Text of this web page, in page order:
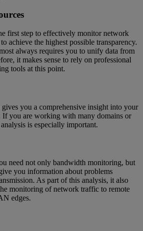
first step to effectively monitor network
achieve the highest possible transparency.
always requires you to unify data from
it makes sense to rely on professional
tools at this point.
you a comprehensive insight into your
If you are working with many domains or
is especially important.
need not only bandwidth monitoring, but
you information about problems
As part of this analysis, it also
monitoring of network traffic to remote
edges.